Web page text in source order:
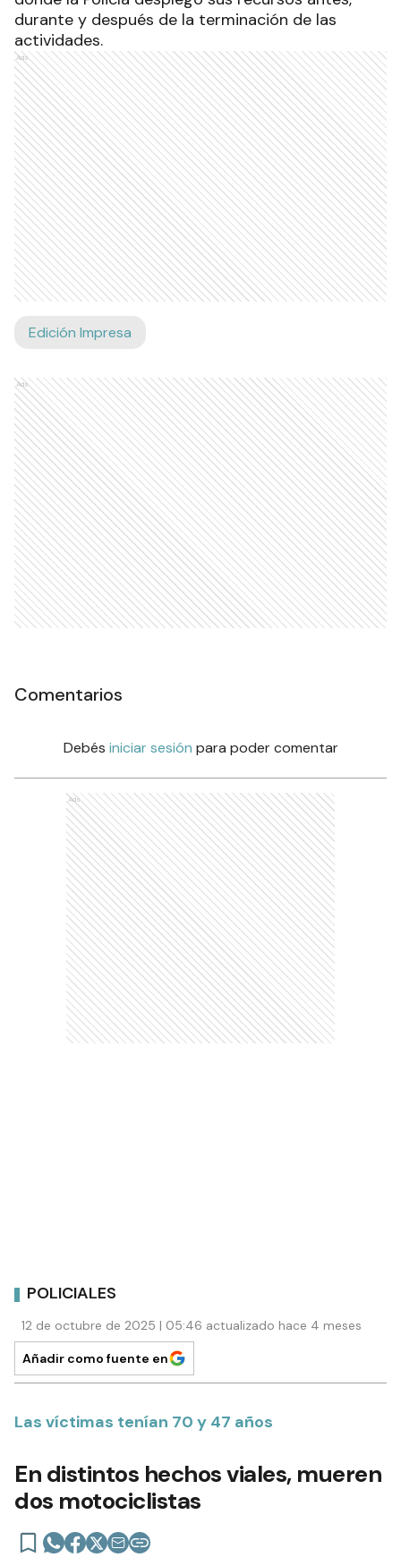
durante y después de la terminación de las
actividades.
Ads
Edición Impresa
Ads
Comentarios
Debés iniciar sesión para poder comentar
Ads
POLICIALES
12 de octubre de 2025 | 05:46 actualizado hace 4 meses
Añadir como fuente en
Las víctimas tenían 70 y 47 años
En distintos hechos viales, mueren
dos motociclistas